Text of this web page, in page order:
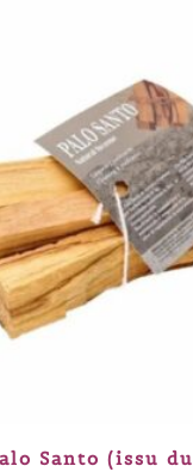
Santo (issu du